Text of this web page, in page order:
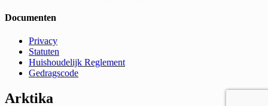
Documenten
Privacy
Statuten
Huishoudelijk Reglement
Gedragscode
Arktika